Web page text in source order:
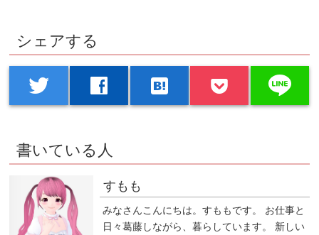
シェアする
twitter facebook hatenabookmark line
書いている人
すもも
みなさんこんにちは。すももです。 お仕事と
日々葛藤しながら、暮らしています。 新しい